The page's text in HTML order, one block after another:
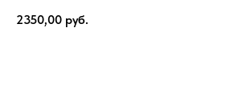
2350,00 руб.